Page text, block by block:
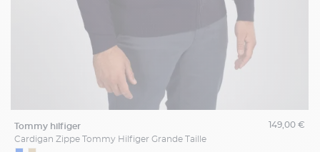
tommy hilfiger
Cardigan Zippe Tommy Hilfiger Grande Taille
149,00 €